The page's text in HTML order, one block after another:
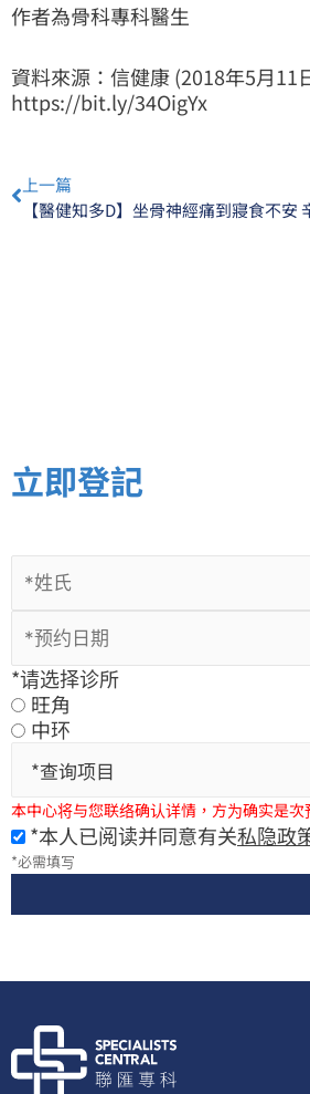
作者為骨科專科醫生
資料來源：信健康 (2018年5月11
https://bit.ly/34OigYx
Prev
上一篇
【醫健知多D】坐骨神經痛到寢食不安
立即登記
*请选择诊所
旺角
中环
*查询项目
本中心将与您联络确认详情，方为确实是次
*本人已阅读并同意有关私隐政
*必需填写